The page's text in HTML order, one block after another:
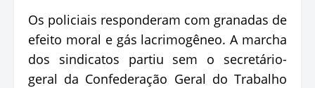
Os policiais responderam com granadas de
efeito moral e gás lacrimogêneo. A marcha
dos sindicatos partiu sem o secretário-
geral da Confederação Geral do Trabalho